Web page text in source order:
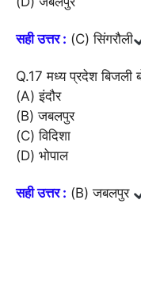
सही उत्तर : (C) सिंगरौली
Q.17 मध्य प्रदेश बिजली
(A) इंदौर
(B) जबलपुर
(C) विदिशा
(D) भोपाल
सही उत्तर : (B) जबलपुर